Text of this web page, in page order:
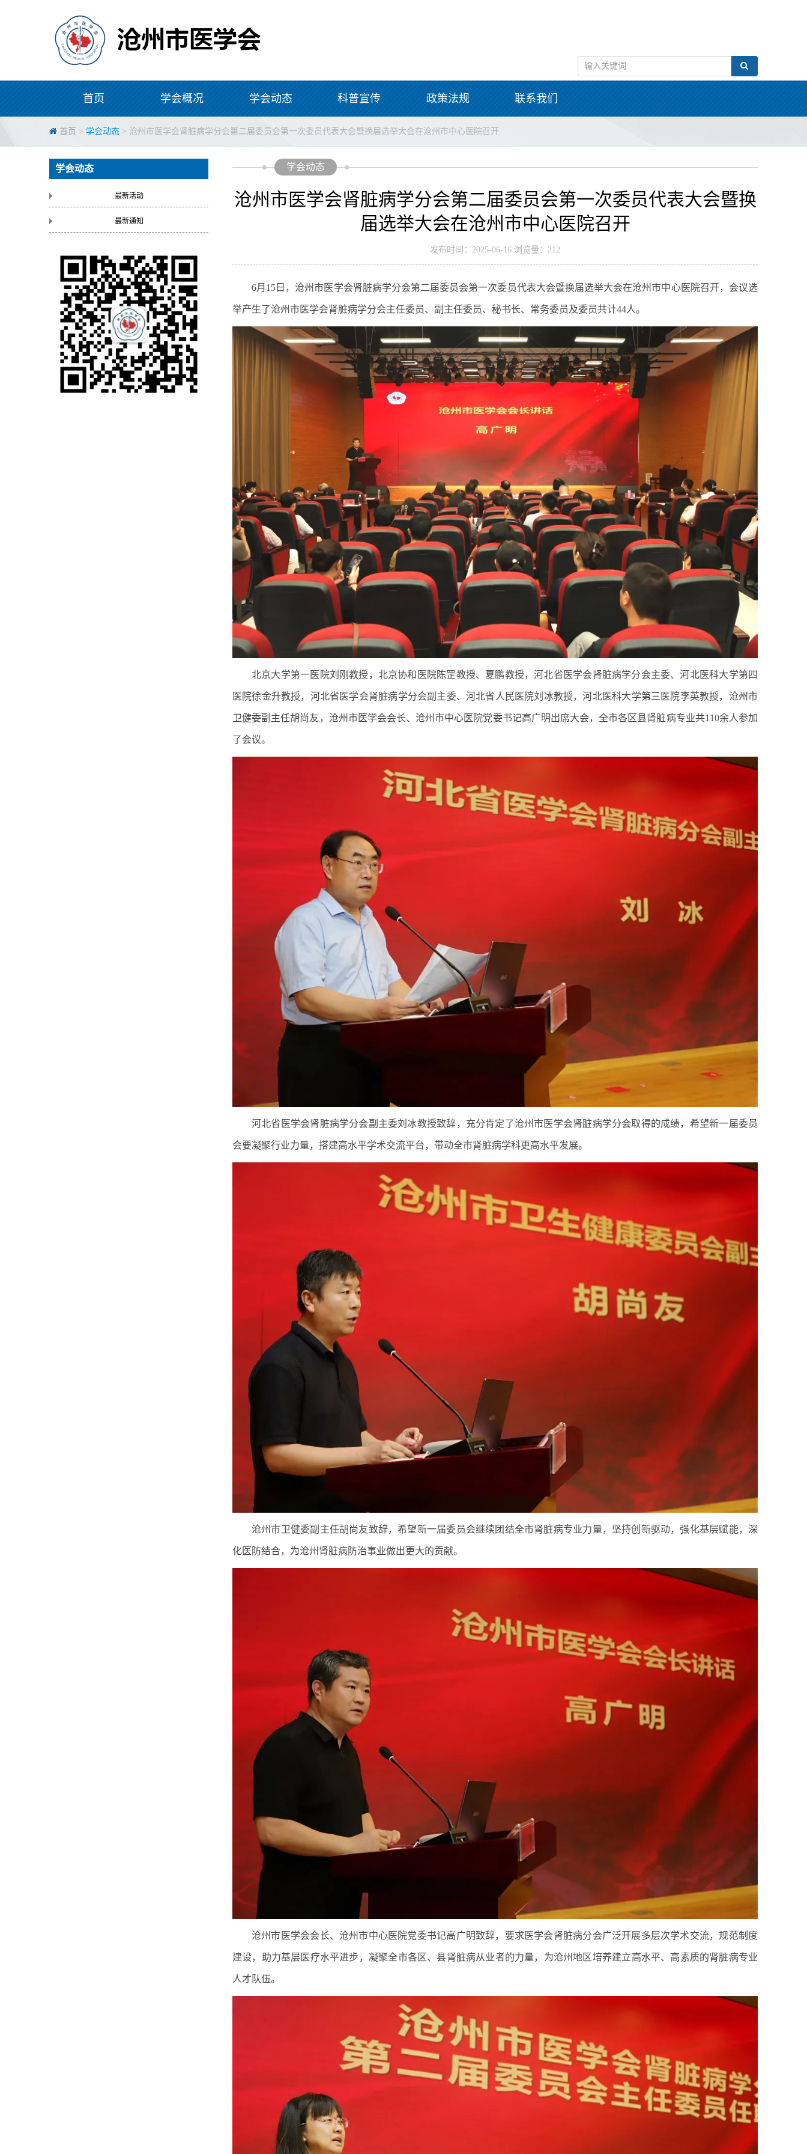
首页 学会概况 学会动态 科普宣传 政策法规 联系我们
首页 > 学会动态 > 沧州市医学会肾脏病学分会第二届委员会第一次委员代表大会暨换届选举大会在沧州市中心医院召开
学会动态
最新活动
最新通知
学会动态
沧州市医学会肾脏病学分会第二届委员会第一次委员代表大会暨换
届选举大会在沧州市中心医院召开
发布时间：2025-06-16 浏览量：212
6月15日，沧州市医学会肾脏病学分会第二届委员会第一次委员代表大会暨换届选举大会在沧州市中心医院召开，会议选
举产生了沧州市医学会肾脏病学分会主任委员、副主任委员、秘书长、常务委员及委员共计44人。
北京大学第一医院刘刚教授，北京协和医院陈罡教授、夏鹏教授，河北省医学会肾脏病学分会主委、河北医科大学第四
医院徐金升教授，河北省医学会肾脏病学分会副主委、河北省人民医院刘冰教授，河北医科大学第三医院李英教授，沧州市
卫健委副主任胡尚友，沧州市医学会会长、沧州市中心医院党委书记高广明出席大会，全市各区县肾脏病专业共110余人参加
了会议。
河北省医学会肾脏病学分会副主委刘冰教授致辞，充分肯定了沧州市医学会肾脏病学分会取得的成绩，希望新一届委员
会要凝聚行业力量，搭建高水平学术交流平台，带动全市肾脏病学科更高水平发展。
沧州市卫健委副主任胡尚友致辞，希望新一届委员会继续团结全市肾脏病专业力量，坚持创新驱动，强化基层赋能，深
化医防结合，为沧州肾脏病防治事业做出更大的贡献。
沧州市医学会会长、沧州市中心医院党委书记高广明致辞，要求医学会肾脏病分会广泛开展多层次学术交流，规范制度
建设，助力基层医疗水平进步，凝聚全市各区、县肾脏病从业者的力量，为沧州地区培养建立高水平、高素质的肾脏病专业
人才队伍。